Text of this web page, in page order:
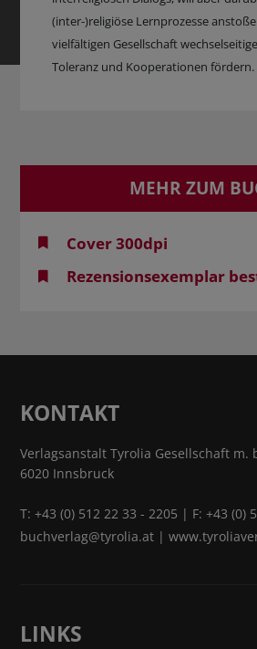
(inter-)religiöse Lernprozesse
vielfältigen Gesellschaft
Toleranz und Kooperationen fördern.
MEHR ZUM
Cover 300dpi
Rezensionsexemplar
KONTAKT
Verlagsanstalt Tyrolia Gesellschaft m.
6020 Innsbruck
T:+43 (0) 512 22 33 - 2205 | F: +43 (0)
buchverlag@tyrolia.at |
LINKS